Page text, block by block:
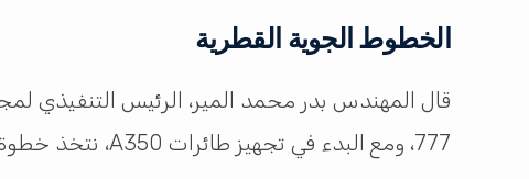
الخطوط الجوية القطرية
قال المهندس بدر محمد المير، الرئيس التنفيذي
777، ومع البدء في تجهيز طائرات A350، نتخذ خطوة مبتكرة أخرى نحو إعادة تعريف الاتصال في الأجواء.”